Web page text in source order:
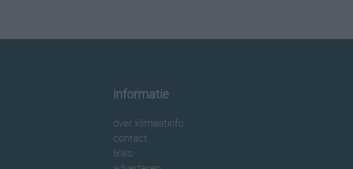
informatie
over klimaatinfo
contact
links